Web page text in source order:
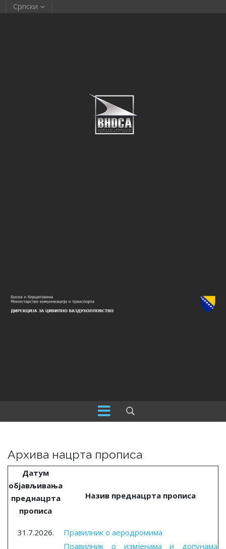
Српски
Архива нацрта прописа
Датум
објављивања
преднацрта
прописа
Назив преднацрта прописа
31.7.2026. Правилник о аеродромима
Правилник о измјенама и допунама